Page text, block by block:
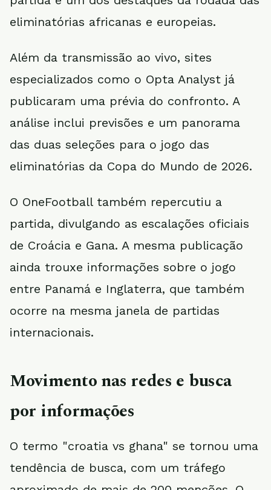
eliminatórias africanas e europeias.
Além da transmissão ao vivo, sites
especializados como o Opta Analyst já
publicaram uma prévia do confronto. A
análise inclui previsões e um panorama
das duas seleções para o jogo das
eliminatórias da Copa do Mundo de 2026.
O OneFootball também repercutiu a
partida, divulgando as escalações oficiais
de Croácia e Gana. A mesma publicação
ainda trouxe informações sobre o jogo
entre Panamá e Inglaterra, que também
ocorre na mesma janela de partidas
internacionais.
Movimento nas redes e busca
por informações
O termo "croatia vs ghana" se tornou uma
tendência de busca, com um tráfego